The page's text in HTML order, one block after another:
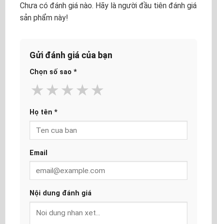
Chưa có đánh giá nào. Hãy là người đầu tiên đánh giá
sản phẩm này!
Gửi đánh giá của bạn
Chọn số sao *
★
★
★
★
★
Họ tên *
Email
Nội dung đánh giá